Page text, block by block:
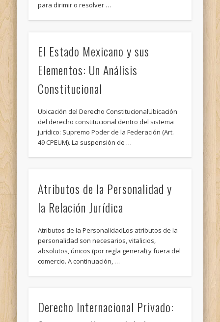
para dirimir o resolver …
El Estado Mexicano y sus
Elementos: Un Análisis
Constitucional
Ubicación del Derecho ConstitucionalUbicación
del derecho constitucional dentro del sistema
jurídico: Supremo Poder de la Federación (Art.
49 CPEUM). La suspensión de …
Atributos de la Personalidad y
la Relación Jurídica
Atributos de la PersonalidadLos atributos de la
personalidad son necesarios, vitalicios,
absolutos, únicos (por regla general) y fuera del
comercio. A continuación, …
Derecho Internacional Privado: